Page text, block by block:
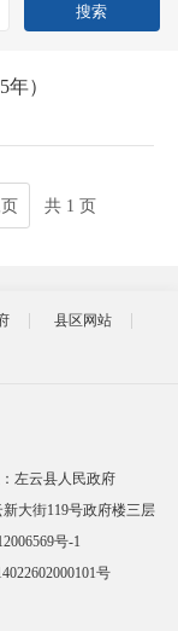
）
共 1 页
县区网站
左云县人民政府
大街119号政府楼三层
号-1
号